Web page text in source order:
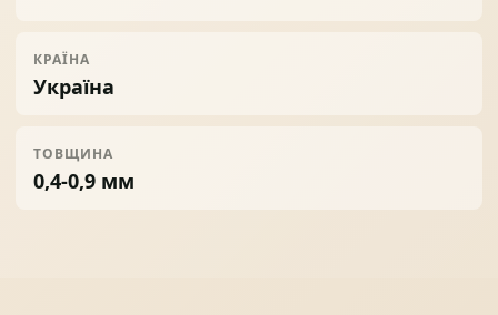
КРАЇНА
Україна
ТОВЩИНА
0,4-0,9 мм